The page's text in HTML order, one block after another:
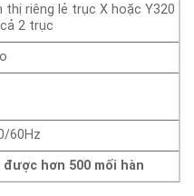
thị riêng lẻ trục X hoặc Y320
2 trục
60Hz
được hơn 500 mối hàn